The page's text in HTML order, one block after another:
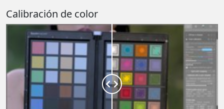
Calibración de color